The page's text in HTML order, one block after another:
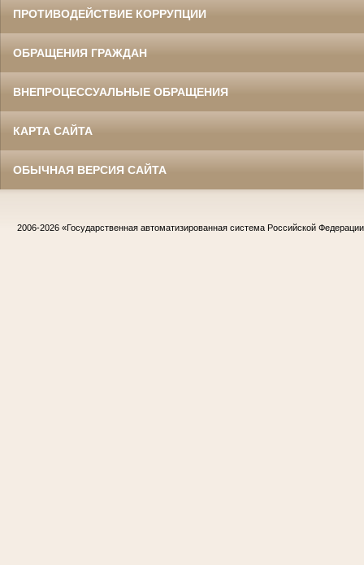
ПРОТИВОДЕЙСТВИЕ КОРРУПЦИИ
ОБРАЩЕНИЯ ГРАЖДАН
ВНЕПРОЦЕССУАЛЬНЫЕ ОБРАЩЕНИЯ
КАРТА САЙТА
ОБЫЧНАЯ ВЕРСИЯ САЙТА
2006-2026 «Государственная автоматизированная система Российской